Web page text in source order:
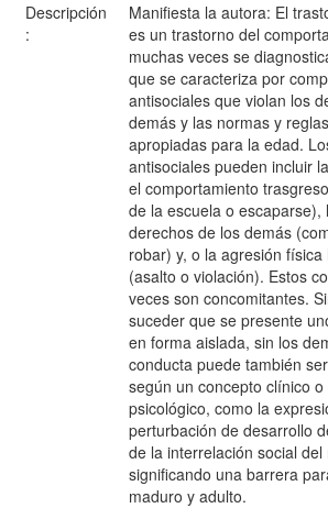
Descripción
:
Manifiesta la autora: El
es un trastorno del
muchas veces se
que se caracteriza por
antisociales que violan los
demás y las normas y
apropiadas para la edad.
antisociales pueden incluir
el comportamiento
de la escuela o escaparse),
derechos de los demás
robar) y, o la agresión
(asalto o violación). Estos
veces son concomitantes.
suceder que se presente
en forma aislada, sin los
conducta puede también
según un concepto clínico
psicológico, como la
perturbación de desarrollo
de la interrelación social
significando una barrera
maduro y adulto.